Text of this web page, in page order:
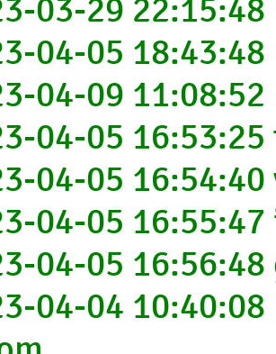
03-29
04-05
04-09
04-05
04-05
04-05
04-05
04-04